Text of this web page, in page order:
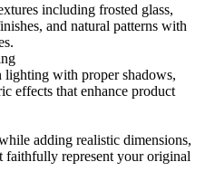
including frosted glass,
and natural patterns with
with proper shadows,
effects that enhance product
adding realistic dimensions,
faithfully represent your original